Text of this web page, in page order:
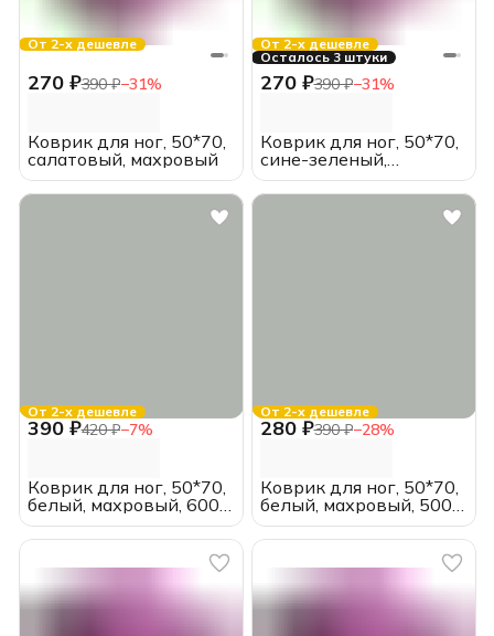
От 2-х дешевле
270 ₽390 ₽−31%
Коврик для ног, 50*70,
салатовый, махровый
От 2-х дешевле
Осталось 3 штуки
270 ₽390 ₽−31%
Коврик для ног, 50*70,
сине-зеленый,
махровый
От 2-х дешевле
390 ₽420 ₽−7%
Коврик для ног, 50*70,
белый, махровый, 600
гр/м2
От 2-х дешевле
280 ₽390 ₽−28%
Коврик для ног, 50*70,
белый, махровый, 500
гр/м2